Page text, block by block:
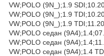
VW;POLO (9N_);1.9
VW;POLO (9N_);1.9
VW;POLO (9N_);1.9
VW;POLO седан
VW;POLO седан
VW;POLO седан (9A4);1.4